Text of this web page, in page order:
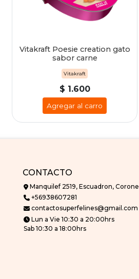
Vitakraft Poesie creation gato
sabor carne
Vitakraft
$ 1.600
Agregar al carro
CONTACTO
Manquilef 2519, Escuadron, Coronel
+56938607281
contactosuperfelines@gmail.com
Lun a Vie 10:30 a 20:00hrs
Sab 10:30 a 18:00hrs